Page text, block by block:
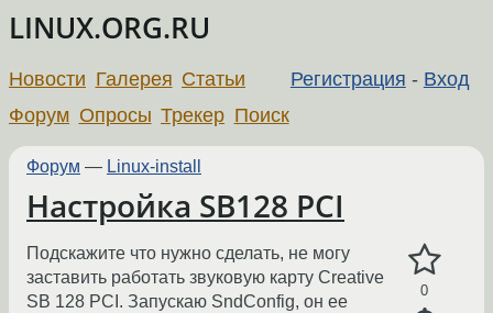
LINUX.ORG.RU
Регистрация - Вход
Новости Галерея Статьи
Форум Опросы Трекер Поиск
Форум — Linux-install
Настройка SB128 PCI
0
Подскажите что нужно сделать, не могу
заставить работать звуковую карту Creative
SB 128 PCI. Запускаю SndConfig, он ее